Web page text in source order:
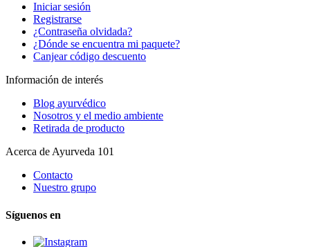
Iniciar sesión
Registrarse
¿Contraseña olvidada?
¿Dónde se encuentra mi paquete?
Canjear código descuento
Información de interés
Blog ayurvédico
Nosotros y el medio ambiente
Retirada de producto
Acerca de Ayurveda 101
Contacto
Nuestro grupo
Síguenos en